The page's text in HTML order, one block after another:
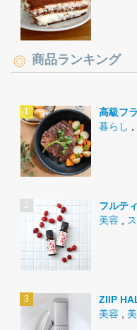
商品ランキング
高級フ
暮らし
フルテ
美容
ZIIP
美容